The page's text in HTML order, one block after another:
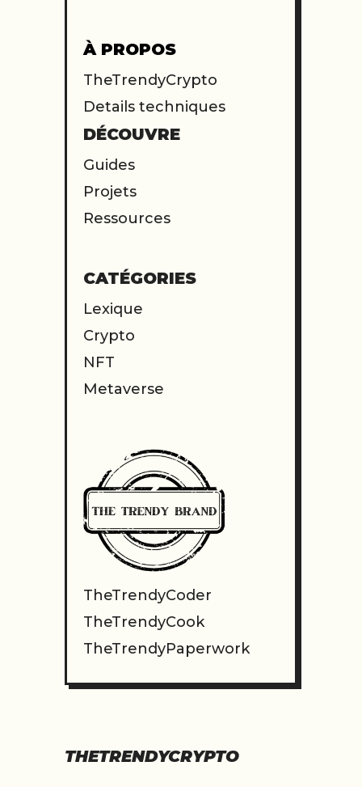
À PROPOS
TheTrendyCrypto
Details techniques
DÉCOUVRE
Guides
Projets
Ressources
CATÉGORIES
Lexique
Crypto
NFT
Metaverse
TheTrendyCoder
TheTrendyCook
TheTrendyPaperwork
THETRENDYCRYPTO